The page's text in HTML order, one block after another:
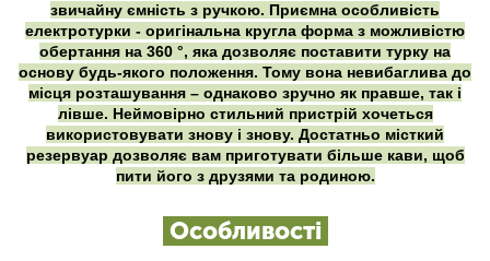
звичайну ємність з ручкою. Приємна особливість
електротурки - оригінальна кругла форма з можливістю
обертання на 360 °, яка дозволяє поставити турку на
основу будь-якого положення. Тому вона невибаглива до
місця розташування – однаково зручно як правше, так і
лівше. Неймовірно стильний пристрій хочеться
використовувати знову і знову. Достатньо місткий
резервуар дозволяє вам приготувати більше кави, щоб
пити його з друзями та родиною.
Особливості